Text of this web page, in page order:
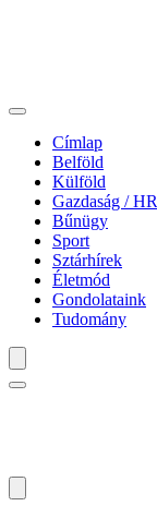
Címlap
Belföld
Külföld
Gazdaság / HR
Bűnügy
Sport
Sztárhírek
Életmód
Gondolataink
Tudomány